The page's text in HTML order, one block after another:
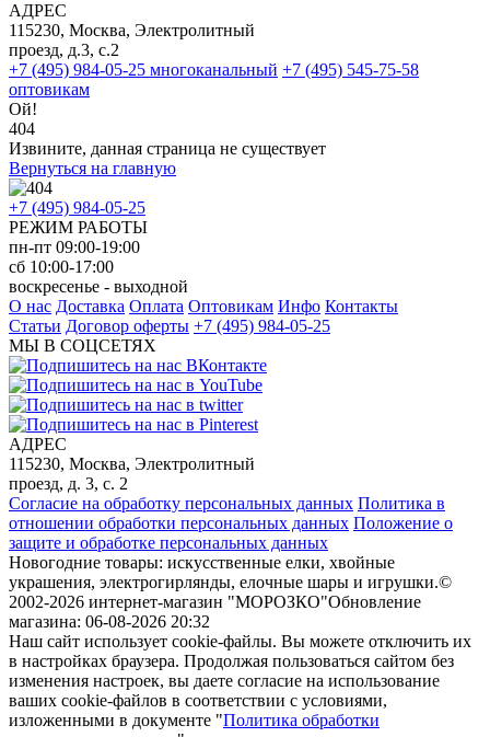
АДРЕС
115230, Москва, Электролитный
проезд, д.3, с.2
+7 (495) 984-05-25 многоканальный +7 (495) 545-75-58
оптовикам
Ой!
404
Извините, данная страница не существует
Вернуться на главную
+7 (495) 984-05-25
РЕЖИМ РАБОТЫ
пн-пт 09:00-19:00
сб 10:00-17:00
воскресенье - выходной
О нас Доставка Оплата Оптовикам Инфо Контакты
Статьи Договор оферты +7 (495) 984-05-25
МЫ В СОЦСЕТЯХ
АДРЕС
115230, Москва, Электролитный
проезд, д. 3, с. 2
Согласие на обработку персональных данных Политика в
отношении обработки персональных данных Положение о
защите и обработке персональных данных
Новогодние товары: искусственные елки, хвойные
украшения, электрогирлянды, елочные шары и игрушки.©
2002-2026 интернет-магазин "МОРОЗКО"Обновление
магазина: 06-08-2026 20:32
Наш сайт использует cookie-файлы. Вы можете отключить их
в настройках браузера. Продолжая пользоваться сайтом без
изменения настроек, вы даете согласие на использование
ваших cookie-файлов в соответствии с условиями,
изложенными в документе "Политика обработки